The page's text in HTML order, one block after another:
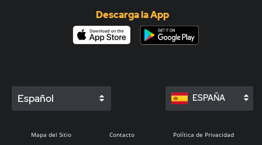
Descarga la App
Español ESPAÑA
Mapa del Sitio Contacto Política de Privacidad